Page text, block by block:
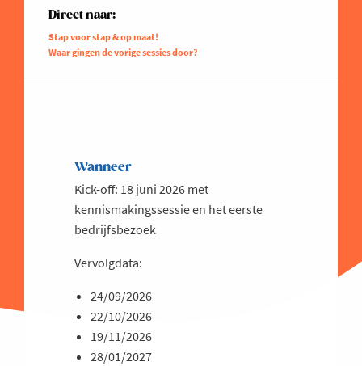
Direct naar:
Stap voor stap & op maat!
Waar gingen de vorige sessies door?
Wanneer
Kick-off: 18 juni 2026 met
kennismakingssessie en het eerste
bedrijfsbezoek
Vervolgdata:
24/09/2026
22/10/2026
19/11/2026
28/01/2027